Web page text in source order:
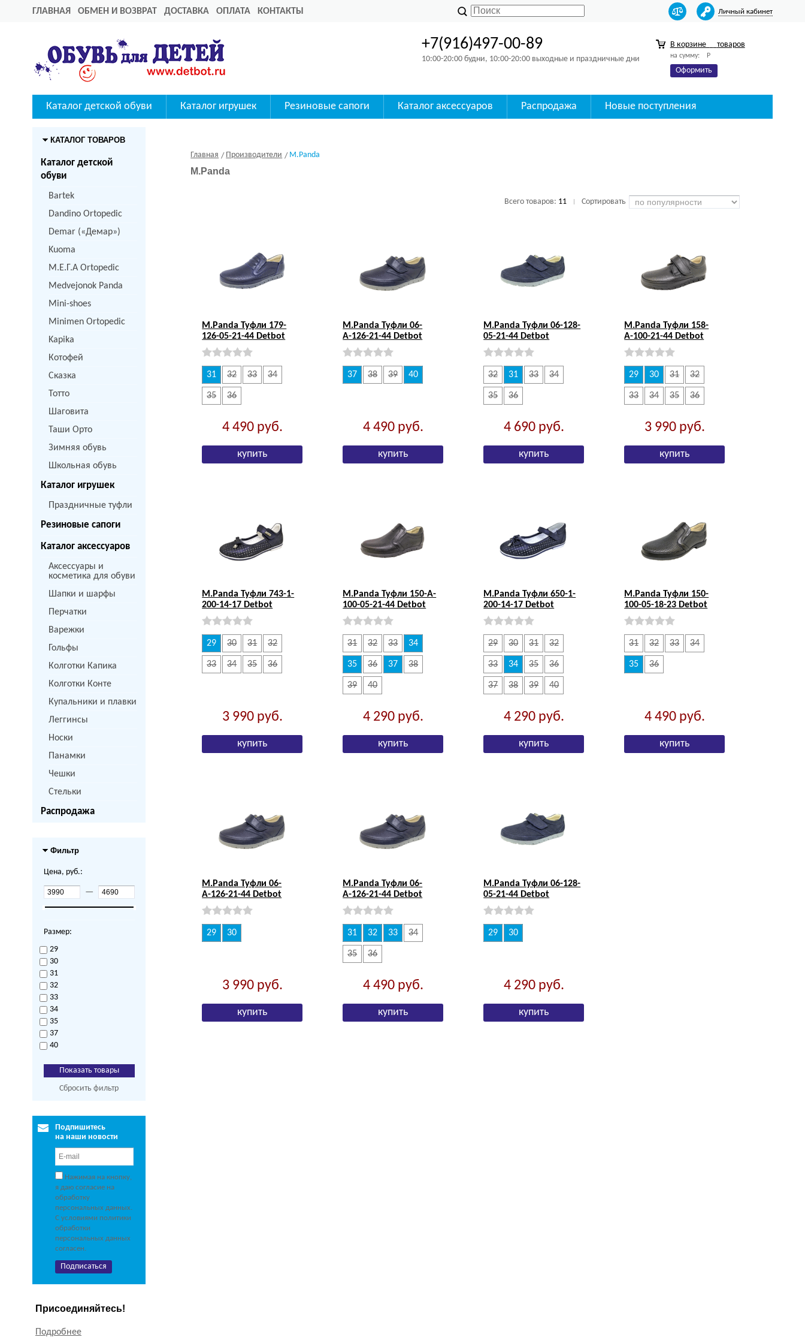
ГЛАВНАЯ ОБМЕН И ВОЗВРАТ ДОСТАВКА ОПЛАТА КОНТАКТЫ Личный кабинет
+7(916)497-00-89
10:00-20:00 будни, 10:00-20:00 выходные и праздничные дни
В корзине товаров
на сумму: Р
Оформить
Каталог детской обуви Каталог игрушек Резиновые сапоги Каталог аксессуаров Распродажа Новые поступления
КАТАЛОГ ТОВАРОВ
Каталог детской
обуви
Bartek
Dandino Ortopedic
Demar («Демар»)
Kuoma
M.Е.Г.А Ortopedic
Medvejonok Panda
Mini-shoes
Minimen Ortopedic
Kapika
Котофей
Сказка
Тотто
Шаговита
Таши Орто
Зимняя обувь
Школьная обувь
Каталог игрушек
Праздничные туфли
Резиновые сапоги
Каталог аксессуаров
Аксессуары и
косметика для обуви
Шапки и шарфы
Перчатки
Варежки
Гольфы
Колготки Капика
Колготки Конте
Купальники и плавки
Леггинсы
Носки
Панамки
Чешки
Стельки
Распродажа
Фильтр
Цена, руб.:
—
Размер:
29
30
31
32
33
34
35
37
40
Сбросить фильтр
Подпишитесь
на наши новости
Нажимая на кнопку,
я даю согласие на
обработку
персональных данных.
С условиями политики
обработки
персональных данных
согласен.
Присоединяйтесь!
Подробнее
Главная Производители M.Panda
M.Panda
Всего товаров: 11 Сортировать
M.Panda Туфли 179-
126-05-21-44 Detbot
31 32 33 34
35 36
4 490 руб.
M.Panda Туфли 06-
А-126-21-44 Detbot
37 38 39 40
4 490 руб.
M.Panda Туфли 06-128-
05-21-44 Detbot
32 31 33 34
35 36
4 690 руб.
M.Panda Туфли 158-
А-100-21-44 Detbot
29 30 31 32
33 34 35 36
3 990 руб.
M.Panda Туфли 743-1-
200-14-17 Detbot
29 30 31 32
33 34 35 36
3 990 руб.
M.Panda Туфли 150-A-
100-05-21-44 Detbot
31 32 33 34
35 36 37 38
39 40
4 290 руб.
M.Panda Туфли 650-1-
200-14-17 Detbot
29 30 31 32
33 34 35 36
37 38 39 40
4 290 руб.
M.Panda Туфли 150-
100-05-18-23 Detbot
31 32 33 34
35 36
4 490 руб.
M.Panda Туфли 06-
А-126-21-44 Detbot
29 30
3 990 руб.
M.Panda Туфли 06-
А-126-21-44 Detbot
31 32 33 34
35 36
4 490 руб.
M.Panda Туфли 06-128-
05-21-44 Detbot
29 30
4 290 руб.